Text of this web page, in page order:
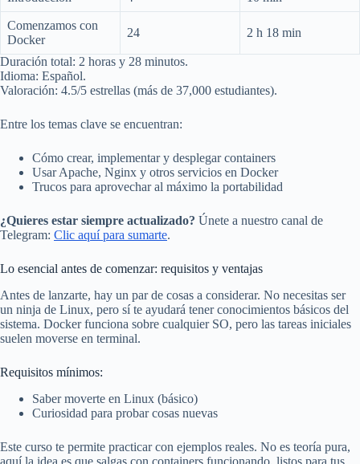
Comenzamos con
Docker
24 2 h 18 min
Duración total: 2 horas y 28 minutos.
Idioma: Español.
Valoración: 4.5/5 estrellas (más de 37,000 estudiantes).
Entre los temas clave se encuentran:
Cómo crear, implementar y desplegar containers
Usar Apache, Nginx y otros servicios en Docker
Trucos para aprovechar al máximo la portabilidad
¿Quieres estar siempre actualizado? Únete a nuestro canal de
Telegram: Clic aquí para sumarte.
Lo esencial antes de comenzar: requisitos y ventajas
Antes de lanzarte, hay un par de cosas a considerar. No necesitas ser
un ninja de Linux, pero sí te ayudará tener conocimientos básicos del
sistema. Docker funciona sobre cualquier SO, pero las tareas iniciales
suelen moverse en terminal.
Requisitos mínimos:
Saber moverte en Linux (básico)
Curiosidad para probar cosas nuevas
Este curso te permite practicar con ejemplos reales. No es teoría pura,
aquí la idea es que salgas con containers funcionando, listos para tus